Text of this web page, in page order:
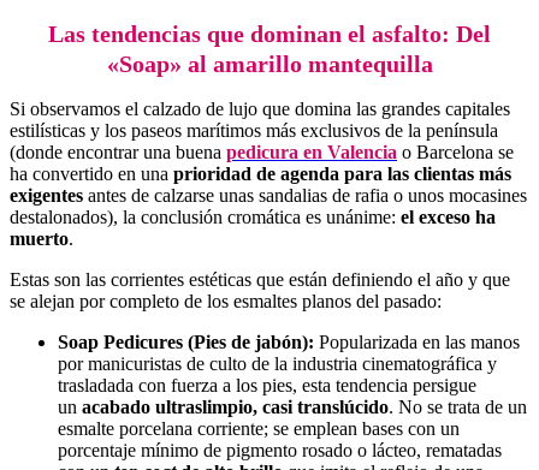
Las tendencias que dominan el asfalto: Del
«Soap» al amarillo mantequilla
Si observamos el calzado de lujo que domina las grandes capitales
estilísticas y los paseos marítimos más exclusivos de la península
(donde encontrar una buena pedicura en Valencia o Barcelona se
ha convertido en una prioridad de agenda para las clientas más
exigentes antes de calzarse unas sandalias de rafia o unos mocasines
destalonados), la conclusión cromática es unánime: el exceso ha
muerto.
Estas son las corrientes estéticas que están definiendo el año y que
se alejan por completo de los esmaltes planos del pasado:
Soap Pedicures (Pies de jabón): Popularizada en las manos
por manicuristas de culto de la industria cinematográfica y
trasladada con fuerza a los pies, esta tendencia persigue
un acabado ultraslimpio, casi translúcido. No se trata de un
esmalte porcelana corriente; se emplean bases con un
porcentaje mínimo de pigmento rosado o lácteo, rematadas